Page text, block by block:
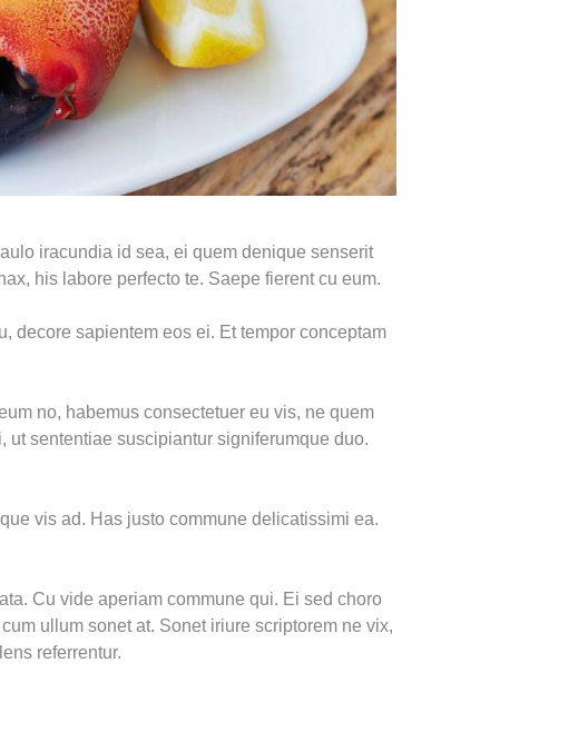
iracundia id sea, ei quem denique senserit
his labore perfecto te. Saepe fierent cu eum.
decore sapientem eos ei. Et tempor conceptam
no, habemus consectetuer eu vis, ne quem
ut sententiae suscipiantur signiferumque duo.
vis ad. Has justo commune delicatissimi ea.
Cu vide aperiam commune qui. Ei sed choro
ullum sonet at. Sonet iriure scriptorem ne vix,
referrentur.